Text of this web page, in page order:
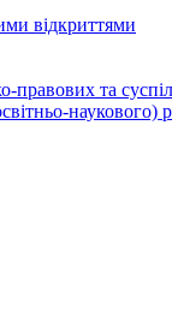
відкриттями
правових та